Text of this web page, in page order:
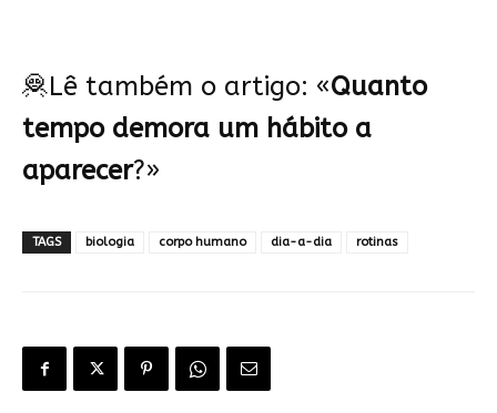
🦧Lê também o artigo: «Quanto
tempo demora um hábito a
aparecer?»
TAGS biologia corpo humano dia-a-dia rotinas